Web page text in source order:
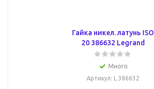
Гайка никел. латунь ISO
20 386632 Legrand
Много
Артикул: L 386632